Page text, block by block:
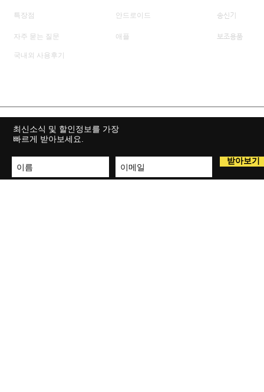
특장점
자주 묻는 질문
안드로이드
애플
국내외 사용후기
송신기
보조용품
최신소식 및 할인정보를 가장
빠르게 받아보세요.
받아보기